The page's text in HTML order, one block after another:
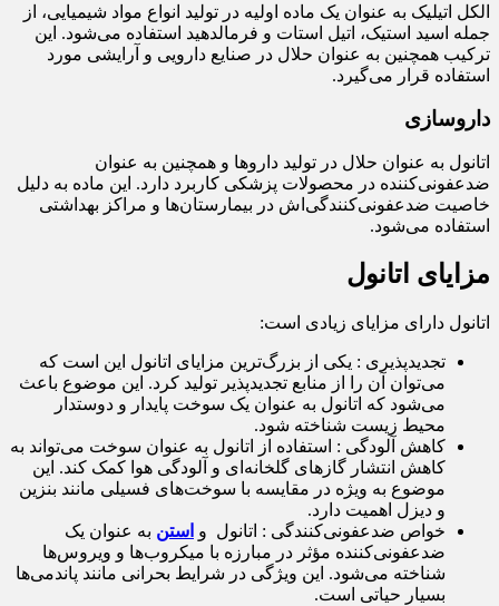
الکل اتیلیک به عنوان یک ماده اولیه در تولید انواع مواد شیمیایی، از
جمله اسید استیک، اتیل استات و فرمالدهید استفاده می‌شود. این
ترکیب همچنین به عنوان حلال در صنایع دارویی و آرایشی مورد
استفاده قرار می‌گیرد.
داروسازی
اتانول به عنوان حلال در تولید داروها و همچنین به عنوان
ضدعفونی‌کننده در محصولات پزشکی کاربرد دارد. این ماده به دلیل
خاصیت ضدعفونی‌کنندگی‌اش در بیمارستان‌ها و مراکز بهداشتی
استفاده می‌شود.
مزایای اتانول
اتانول دارای مزایای زیادی است:
تجدیدپذیری : یکی از بزرگ‌ترین مزایای اتانول این است که
می‌توان آن را از منابع تجدیدپذیر تولید کرد. این موضوع باعث
می‌شود که اتانول به عنوان یک سوخت پایدار و دوستدار
محیط زیست شناخته شود.
کاهش آلودگی : استفاده از اتانول به عنوان سوخت می‌تواند به
کاهش انتشار گازهای گلخانه‌ای و آلودگی هوا کمک کند. این
موضوع به ویژه در مقایسه با سوخت‌های فسیلی مانند بنزین
و دیزل اهمیت دارد.
خواص ضدعفونی‌کنندگی : اتانول و استن به عنوان یک
ضدعفونی‌کننده مؤثر در مبارزه با میکروب‌ها و ویروس‌ها
شناخته می‌شود. این ویژگی در شرایط بحرانی مانند پاندمی‌ها
بسیار حیاتی است.